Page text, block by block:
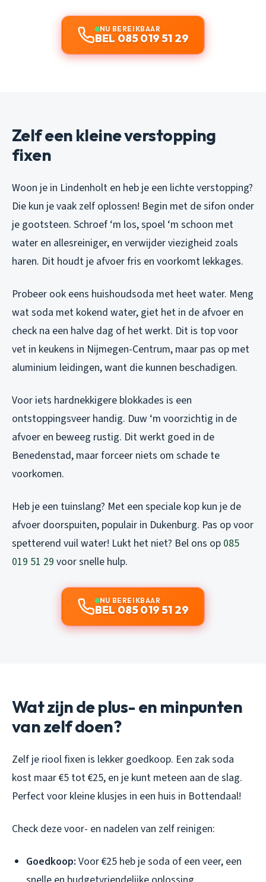
NU BEREIKBAAR
BEL 085 019 51 29
Zelf een kleine verstopping
fixen
Woon je in Lindenholt en heb je een lichte verstopping?
Die kun je vaak zelf oplossen! Begin met de sifon onder
je gootsteen. Schroef ‘m los, spoel ‘m schoon met
water en allesreiniger, en verwijder viezigheid zoals
haren. Dit houdt je afvoer fris en voorkomt lekkages.
Probeer ook eens huishoudsoda met heet water. Meng
wat soda met kokend water, giet het in de afvoer en
check na een halve dag of het werkt. Dit is top voor
vet in keukens in Nijmegen-Centrum, maar pas op met
aluminium leidingen, want die kunnen beschadigen.
Voor iets hardnekkigere blokkades is een
ontstoppingsveer handig. Duw ‘m voorzichtig in de
afvoer en beweeg rustig. Dit werkt goed in de
Benedenstad, maar forceer niets om schade te
voorkomen.
Heb je een tuinslang? Met een speciale kop kun je de
afvoer doorspuiten, populair in Dukenburg. Pas op voor
spetterend vuil water! Lukt het niet? Bel ons op 085
019 51 29 voor snelle hulp.
NU BEREIKBAAR
BEL 085 019 51 29
Wat zijn de plus- en minpunten
van zelf doen?
Zelf je riool fixen is lekker goedkoop. Een zak soda
kost maar €5 tot €25, en je kunt meteen aan de slag.
Perfect voor kleine klusjes in een huis in Bottendaal!
Check deze voor- en nadelen van zelf reinigen:
Goedkoop: Voor €25 heb je soda of een veer, een